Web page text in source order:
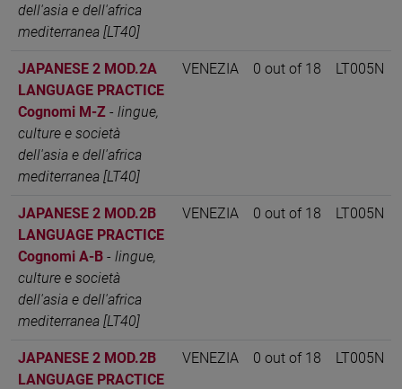
dell'asia e dell'africa
mediterranea [LT40]
JAPANESE 2 MOD.2A
LANGUAGE PRACTICE
Cognomi M-Z - lingue,
culture e società
dell'asia e dell'africa
mediterranea [LT40]
VENEZIA 0 out of 18 LT005N
JAPANESE 2 MOD.2B
LANGUAGE PRACTICE
Cognomi A-B - lingue,
culture e società
dell'asia e dell'africa
mediterranea [LT40]
VENEZIA 0 out of 18 LT005N
JAPANESE 2 MOD.2B
LANGUAGE PRACTICE
VENEZIA 0 out of 18 LT005N